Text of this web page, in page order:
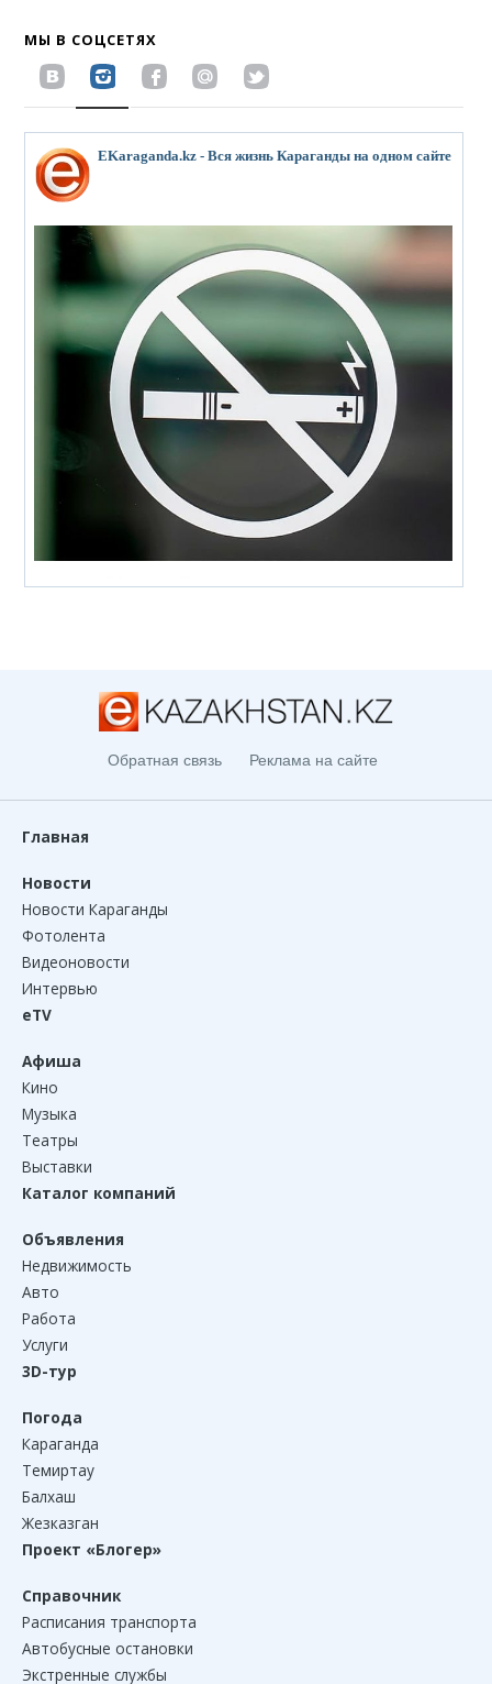
МЫ В СОЦСЕТЯХ
EKaraganda.kz - Вся жизнь Караганды на одном сайте
Обратная связь Реклама на сайте
Главная
Новости
Новости Караганды
Фотолента
Видеоновости
Интервью
eTV
Афиша
Кино
Музыка
Театры
Выставки
Каталог компаний
Объявления
Недвижимость
Авто
Работа
Услуги
3D-тур
Погода
Караганда
Темиртау
Балхаш
Жезказган
Проект «Блогер»
Справочник
Расписания транспорта
Автобусные остановки
Экстренные службы